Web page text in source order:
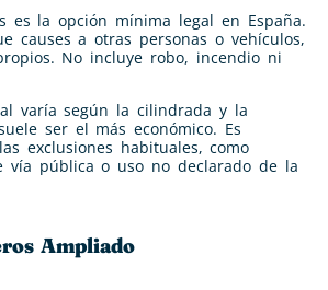
es la opción mínima legal en España.
causes a otras personas o vehículos,
No incluye robo, incendio ni
varía según la cilindrada y la
ser el más económico. Es
exclusiones habituales, como
vía pública o uso no declarado de la
Ampliado